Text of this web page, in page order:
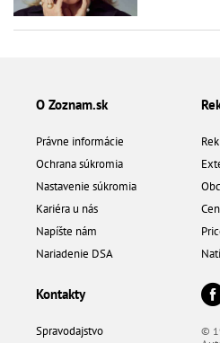
O Zoznam.sk
Právne informácie
Ochrana súkromia
Nastavenie súkromia
Kariéra u nás
Napíšte nám
Nariadenie DSA
Kontakty
Spravodajstvo ©